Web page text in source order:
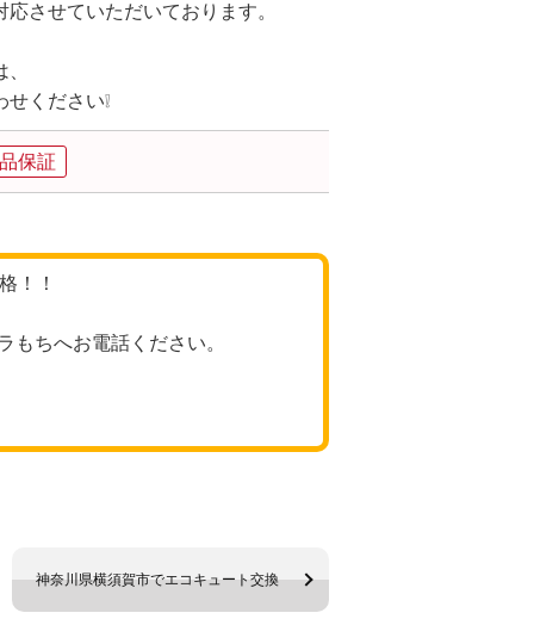
させていただいております。
ください❕
保証
！！
もちへお電話ください。
神奈川県横須賀市でエコキュート交換